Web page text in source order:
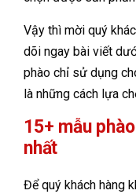
Vậy thì mời quý
dõi ngay bài viết
phào chỉ sử dụng
là những cách lựa
15+ mẫu
nhất
Để quý khách hàng